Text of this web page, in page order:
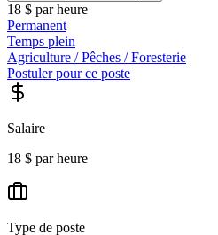
18 $ par heure
Permanent
Temps plein
Agriculture / Pêches / Foresterie
Postuler pour ce poste
Salaire
18 $ par heure
Type de poste